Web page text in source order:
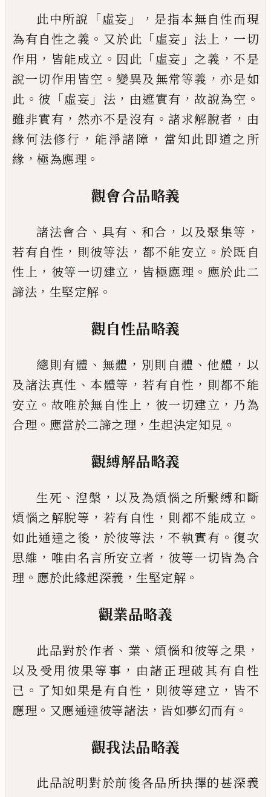
此中所說 「虛妄 」， 是指本無自性而現
為有自性之義 。 又於此 「虛妄 」 法上 ， 一切
作用 ， 皆能成立 。 因此 「虛妄 」 之義 ，不是
說一切作用皆空 。變異及無常等義 ，亦是如
此 。 彼 「虛妄 」 法 ， 由遮實有 ，故說為空 。
雖非實有 ， 然亦不是沒有 。諸求解脫者 ， 由
緣何法修行 ， 能淨諸障 ， 當知此即道之所
緣 ， 極為應理 。
觀會合品略義
諸法會合 、 具有 、 和合 ， 以及聚集等 ，
若有自性 ， 則彼等法 ， 都不能安立 。 於既自
性上 ， 彼等一切建立 ， 皆極應理 。 應於此二
諦法 ， 生堅定解 。
觀自性品略義
總則有體 、 無體 ， 別則自體 、 他體 ， 以
及諸法真性 、本體等 ，若有自性 ， 則都不能
安立 。 故唯於無自性上 ， 彼一切建立 ， 乃為
合理 。 應當於二諦之理 ， 生起決定知見 。
觀縛解品略義
生死 、 湼槃 ， 以及為煩惱之所繫縛和斷
煩惱之解脫等 ， 若有自性 ， 則都不能成立 。
如此通達之後 ， 於彼等法 ，不執實有 。復次
思維 ， 唯由名言所安立者 ， 彼等一切皆為合
理 。 應於此緣起深義 ， 生堅定解 。
觀業品略義
此品對於作者 、 業 、 煩惱和彼等之果 ，
以及受用彼果等事 ， 由諸正理破其有自性
已 。 了知如果是有自性 ， 則彼等建立 ， 皆不
應理 。 又應通達彼等諸法 ， 皆如夢幻而有 。
觀我法品略義
此品說明對於前後各品所抉擇的甚深義